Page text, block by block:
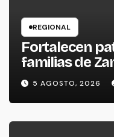
REGIONAL
Fortalecen
familias de
escrituras
5 AGOSTO, 2026